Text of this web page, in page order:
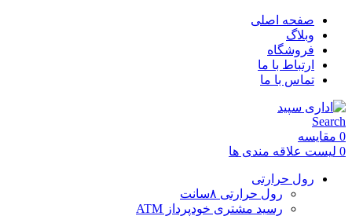
صفحه اصلی
وبلاگ
فروشگاه
ارتباط با ما
تماس با ما
Search
0 مقایسه
0 لیست علاقه مندی ها
رول حرارتی
رول حرارتی ۸سانت
رسید مشتری خودپرداز ATM